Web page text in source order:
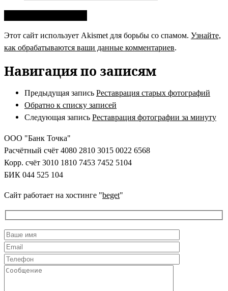
Этот сайт использует Akismet для борьбы со спамом. Узнайте,
как обрабатываются ваши данные комментариев.
Навигация по записям
Предыдущая запись Реставрация старых фотографий
Обратно к списку записей
Следующая запись Реставрация фотографии за минуту
ООО "Банк Точка"
Расчётный счёт 4080 2810 3015 0022 6568
Корр. счёт 3010 1810 7453 7452 5104
БИК 044 525 104
Сайт работает на хостинге "beget"